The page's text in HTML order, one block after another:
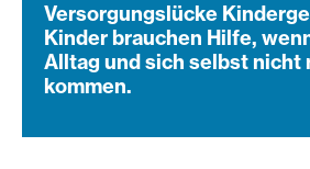
Versorgungslücke
Kinder brauchen Hilfe,
Alltag und sich selbst nicht
kommen.